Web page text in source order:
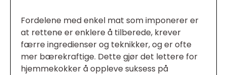
Fordelene med enkel mat som imponerer er
at rettene er enklere å tilberede, krever
færre ingredienser og teknikker, og er ofte
mer bærekraftige. Dette gjør det lettere for
hjemmekokker å oppleve suksess på